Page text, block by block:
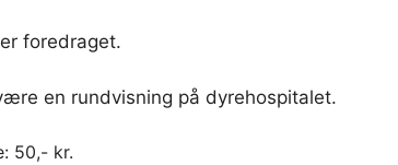
foredraget.
en rundvisning på dyrehospitalet.
50,- kr.